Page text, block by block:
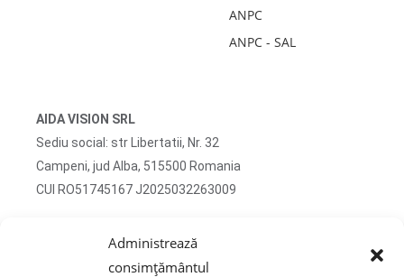
Administrează
consimțământul
ANPC
ANPC - SAL
AIDA VISION SRL
Sediu social: str Libertatii, Nr. 32
Campeni, jud Alba, 515500 Romania
CUI RO51745167 J2025032263009